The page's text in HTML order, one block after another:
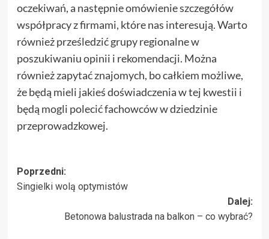
oczekiwań, a następnie omówienie szczegółów
współpracy z firmami, które nas interesują. Warto
również prześledzić grupy regionalne w
poszukiwaniu opinii i rekomendacji. Można
również zapytać znajomych, bo całkiem możliwe,
że będą mieli jakieś doświadczenia w tej kwestii i
będą mogli polecić fachowców w dziedzinie
przeprowadzkowej.
Zobacz
wpisy
Poprzedni:
Singielki wolą optymistów
Dalej:
Betonowa balustrada na balkon – co wybrać?